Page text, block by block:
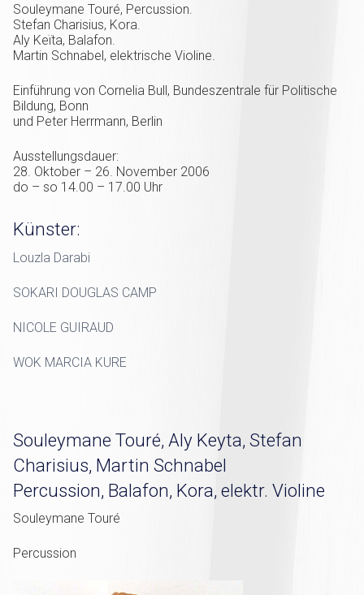
Souleymane Touré, Percussion.
Stefan Charisius, Kora.
Aly Keïta, Balafon.
Martin Schnabel, elektrische Violine.
Einführung von Cornelia Bull, Bundeszentrale für Politische
Bildung, Bonn
und Peter Herrmann, Berlin
Ausstellungsdauer:
28. Oktober – 26. November 2006
do – so 14.00 – 17.00 Uhr
Künster:
Louzla Darabi
SOKARI DOUGLAS CAMP
NICOLE GUIRAUD
WOK MARCIA KURE
Souleymane Touré, Aly Keyta, Stefan
Charisius, Martin Schnabel
Percussion, Balafon, Kora, elektr. Violine
Souleymane Touré
Percussion